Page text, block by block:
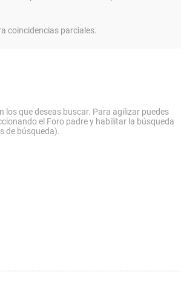
coincidencias parciales.
los que deseas buscar. Para agilizar puedes
el Foro padre y habilitar la búsqueda
de búsqueda).